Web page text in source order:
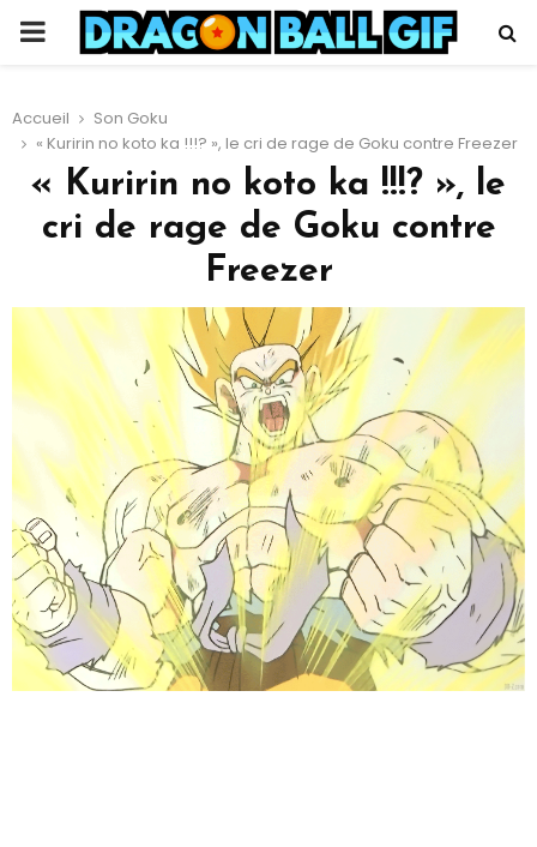
PRIMARY
Accueil
Son Goku
« Kuririn no koto ka !!!? », le cri de rage de Goku contre Freezer
« Kuririn no koto ka !!!? », le
cri de rage de Goku contre
Freezer